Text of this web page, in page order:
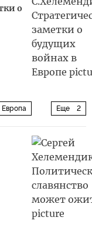
о
Еще 2
Европа